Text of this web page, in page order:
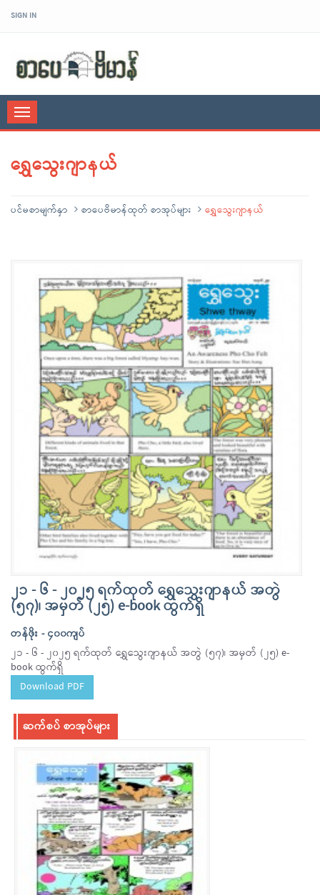
SIGN IN
Toggle
navigation
ရွှေသွေးဂျာနယ်
ပင်မစာမျက်နှာ စာပေဗိမာန်ထုတ် စာအုပ်များ ရွှေသွေးဂျာနယ်
၂၁ - ၆ - ၂၀၂၅ ရက်ထုတ် ရွှေသွေးဂျာနယ် အတွဲ
(၅၇)၊ အမှတ် (၂၅) e-book ထွက်ရှိ
တန်ဖိုး - ၄၀၀ကျပ်
၂၁ - ၆ - ၂၀၂၅ ရက်ထုတ် ရွှေသွေးဂျာနယ် အတွဲ (၅၇)၊ အမှတ် (၂၅) e-
book ထွက်ရှိ
Download PDF
ဆက်စပ် စာအုပ်များ